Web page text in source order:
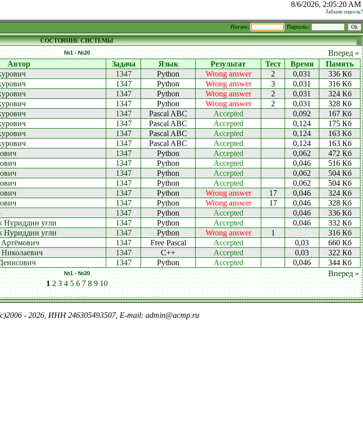
8/6/2026, 2:05:20 AM
Забыли пароль?
Логин: Пароль:
СОСТОЯНИЕ СИСТЕМЫ
№1 - №20
Вперед »
Автор Задача Язык Результат Тест Время
Память
1347 Python Wrong answer 2 0,031
336 Кб
1347 Python Wrong answer 3 0,031
316 Кб
1347 Python Wrong answer 2 0,031
324 Кб
1347 Python Wrong answer 2 0,031
328 Кб
1347 Pascal ABC Accepted 0,092
167 Кб
1347 Pascal ABC Accepted 0,124
175 Кб
1347 Pascal ABC Accepted 0,124
163 Кб
1347 Pascal ABC Accepted 0,124
163 Кб
1347 Python Accepted 0,062
472 Кб
1347 Python Accepted 0,046
516 Кб
1347 Python Accepted 0,062
504 Кб
1347 Python Accepted 0,062
504 Кб
1347 Python Wrong answer 17 0,046
324 Кб
1347 Python Wrong answer 17 0,046
328 Кб
1347 Python Accepted 0,046
336 Кб
Нуриддин угли 1347 Python Accepted 0,046
332 Кб
Нуриддин угли 1347 Python Wrong answer 1
316 Кб
1347 Free Pascal Accepted 0,03
660 Кб
1347 C++ Accepted 0,03
322 Кб
1347 Python Accepted 0,046 344 Кб
№1 - №20
Вперед »
1 2 3 4 5 6 7 8 9 10
- 2026, ИНН 246305493507, E-mail: admin@acmp.ru